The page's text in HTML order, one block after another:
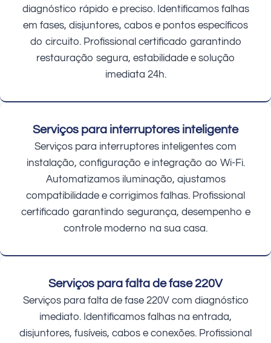
diagnóstico rápido e preciso. Identificamos falhas
em fases, disjuntores, cabos e pontos específicos
do circuito. Profissional certificado garantindo
restauração segura, estabilidade e solução
imediata 24h.
Serviços para interruptores inteligente
Serviços para interruptores inteligentes com
instalação, configuração e integração ao Wi-Fi.
Automatizamos iluminação, ajustamos
compatibilidade e corrigimos falhas. Profissional
certificado garantindo segurança, desempenho e
controle moderno na sua casa.
Serviços para falta de fase 220V
Serviços para falta de fase 220V com diagnóstico
imediato. Identificamos falhas na entrada,
disjuntores, fusíveis, cabos e conexões. Profissional